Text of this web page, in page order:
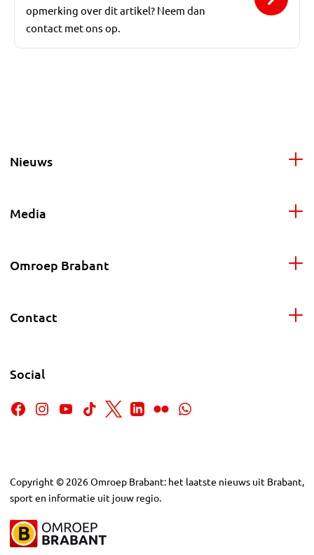
opmerking over dit artikel? Neem dan
contact met ons op.
Nieuws
Media
Omroep Brabant
Contact
Social
Copyright © 2026Omroep Brabant: het laatste nieuws uit Brabant,
sport en informatie uit jouw regio.